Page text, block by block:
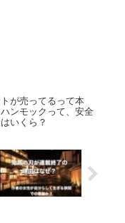
が売ってるって本
ンモックって、安全
いくら？